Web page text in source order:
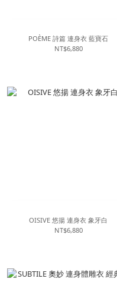
POÈME 詩篇 連身衣 藍寶石
NT$6,880
OISIVE 悠揚 連身衣 象牙白
NT$6,880